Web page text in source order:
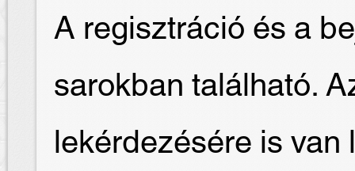
A regisztráció és a
sarokban található.
lekérdezésére is